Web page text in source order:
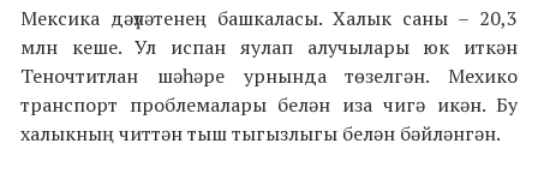
Мексика дәүләтенең башкаласы. Халык саны – 20,3
млн кеше. Ул испан яулап алучылары юк иткән
Теночтитлан шәһәре урнында төзелгән. Мехико
транспорт проблемалары белән иза чигә икән. Бу
халыкның читтән тыш тыгызлыгы белән бәйләнгән.